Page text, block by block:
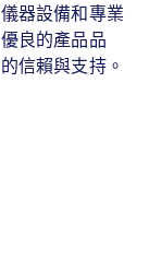
器設備和專業
良的產品品
信賴與支持。